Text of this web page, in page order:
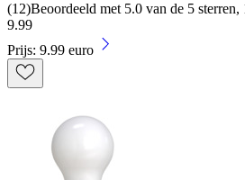
(12)Beoordeeld met 5.0 van de 5
9.99
Prijs: 9.99 euro